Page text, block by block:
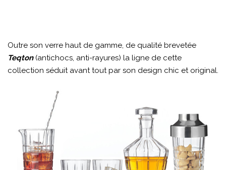
Outre son verre haut de gamme, de qualité brevetée
Teqton(antichocs, anti-rayures) la ligne de cette
collection séduit avant tout par son design chic et original.